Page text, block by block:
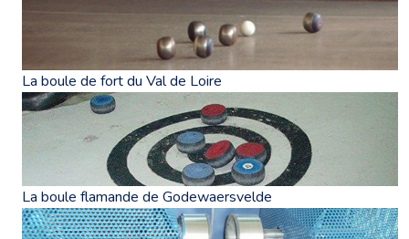
La boule de fort du Val de Loire
La boule flamande de Godewaersvelde